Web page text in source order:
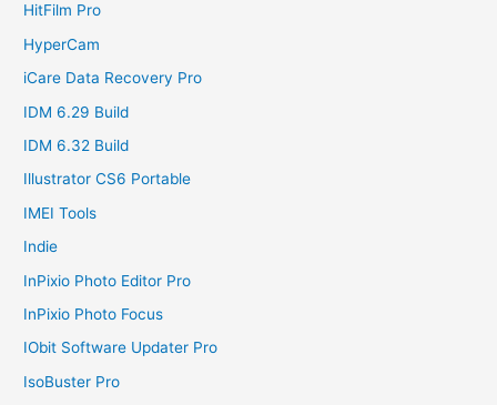
HitFilm Pro
HyperCam
iCare Data Recovery Pro
IDM 6.29 Build
IDM 6.32 Build
Illustrator CS6 Portable
IMEI Tools
Indie
InPixio Photo Editor Pro
InPixio Photo Focus
IObit Software Updater Pro
IsoBuster Pro